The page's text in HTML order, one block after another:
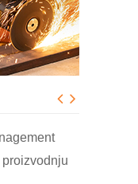
INDICATOR
efikasnije
u